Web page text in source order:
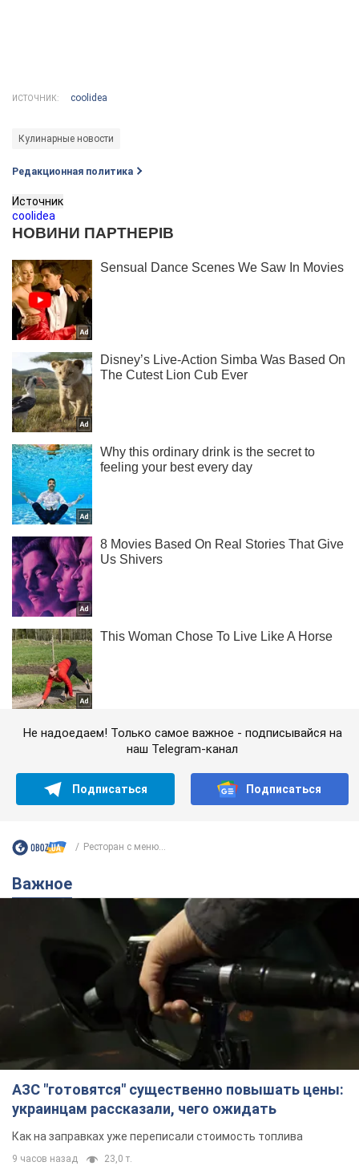
ИСТОЧНИК: coolidea
Кулинарные новости
Редакционная политика
Источник
coolidea
Не надоедаем! Только самое важное - подписывайся на
наш Telegram-канал
Подписаться Подписаться
Ресторан с меню...
Важное
АЗС "готовятся" существенно повышать цены:
украинцам рассказали, чего ожидать
Как на заправках уже переписали стоимость топлива
9 часов назад 23,0 т.